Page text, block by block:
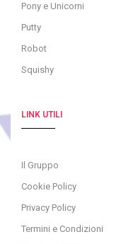
Pony e Unicorni
Putty
Robot
Squishy
LINK UTILI
Il Gruppo
Cookie Policy
Privacy Policy
Termini e Condizioni